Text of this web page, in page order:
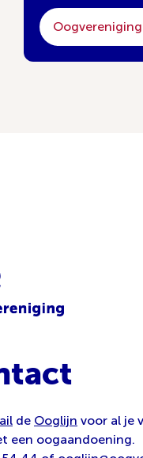
de Ooglijn voor al je
een oogaandoening.